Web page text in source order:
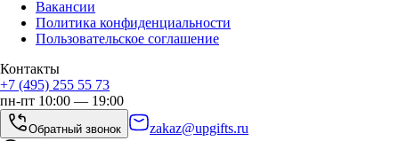
Вакансии
Политика конфиденциальности
Пользовательское соглашение
Контакты
+7 (495) 255 55 73
пн-пт 10:00 — 19:00
Обратный звонок
zakaz@upgifts.ru